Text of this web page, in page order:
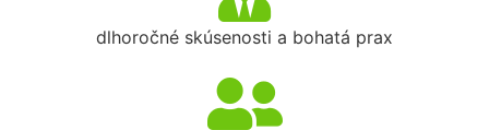
dlhoročné skúsenosti a bohatá prax